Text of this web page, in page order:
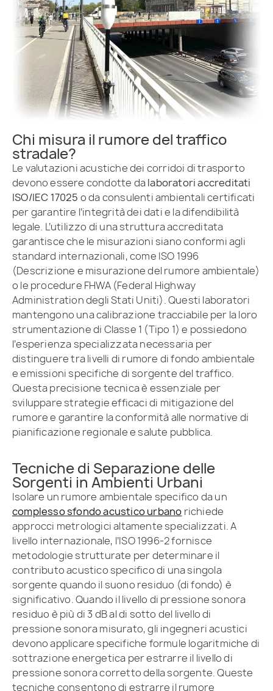
Chi misura il rumore del traffico
stradale?
Le valutazioni acustiche dei corridoi di trasporto
devono essere condotte dalaboratori accreditati
ISO/IEC 17025 o da consulenti ambientali certificati
per garantire l’integrità dei dati e la difendibilità
legale. L’utilizzo di una struttura accreditata
garantisce che le misurazioni siano conformi agli
standard internazionali, come ISO 1996
(Descrizione e misurazione del rumore ambientale)
o le procedure FHWA (Federal Highway
Administration degli Stati Uniti). Questi laboratori
mantengono una calibrazione tracciabile per la loro
strumentazione di Classe 1 (Tipo 1) e possiedono
l’esperienza specializzata necessaria per
distinguere tra livelli di rumore di fondo ambientale
e emissioni specifiche di sorgente del traffico.
Questa precisione tecnica è essenziale per
sviluppare strategie efficaci di mitigazione del
rumore e garantire la conformità alle normative di
pianificazione regionale e salute pubblica.
Tecniche di Separazione delle
Sorgenti in Ambienti Urbani
Isolare un rumore ambientale specifico da un
complesso sfondo acustico urbano richiede
approcci metrologici altamente specializzati. A
livello internazionale, l’ISO 1996-2 fornisce
metodologie strutturate per determinare il
contributo acustico specifico di una singola
sorgente quando il suono residuo (di fondo) è
significativo. Quando il livello di pressione sonora
residuo è più di 3 dB al di sotto del livello di
pressione sonora misurato, gli ingegneri acustici
devono applicare specifiche formule logaritmiche di
sottrazione energetica per estrarre il livello di
pressione sonora corretto della sorgente. Queste
tecniche consentono di estrarre il rumore